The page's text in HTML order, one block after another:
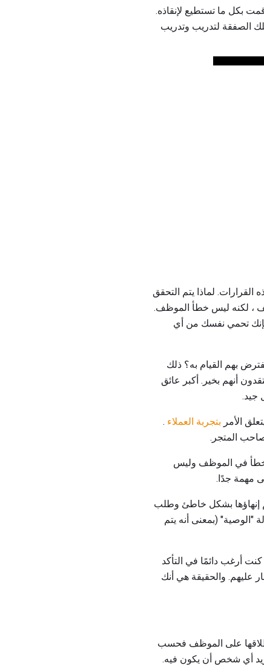
بكل ما تستطيع لإنقاذه.
الصفقة لتدريب وتدريب
لماذا يتم التحقق
، لكنه ليس خطأ الموظف.
تحمي نفسك من أي
بهم القيام به؟ ذلك
أنهم بخير. أكبر عائق
جيد.
الأمر بتجربة العملاء .
المتجر.
خطأ في الموظف وليس
مهمة جدًا.
إنهاؤها بشكل خاطئ وطلب
"الوصية" (بمعنى أنه يتم
أرغب دائمًا في التأكد
عليهم. والحقيقة هي أنك
على الموظف فحسب
أي شخص أن يكون فيه.